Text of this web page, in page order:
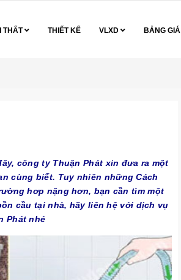
THẤT THIẾT KẾ VLXD BẢNG GIÁ
công ty Thuận Phát xin đưa ra một
cùng biết. Tuy nhiên những Cách
hơp nặng hơn, bạn cần tìm một
cầu tại nhà, hãy liên hệ với dịch vụ
Phát nhé